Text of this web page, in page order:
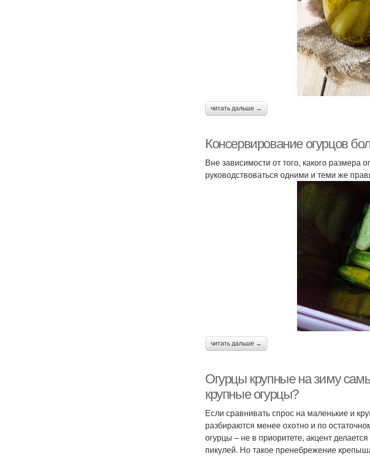
читать дальше →
Консервирование огурцов
Вне зависимости от того, какого
руководствоваться одними и теми же
читать дальше →
Огурцы крупные на зиму
крупные огурцы?
Если сравнивать спрос на маленькие и
разбираются менее охотно и по
огурцы – не в приоритете, акцент
пикулей. Но такое пренебрежение